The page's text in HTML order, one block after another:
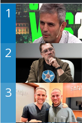
1
2
3